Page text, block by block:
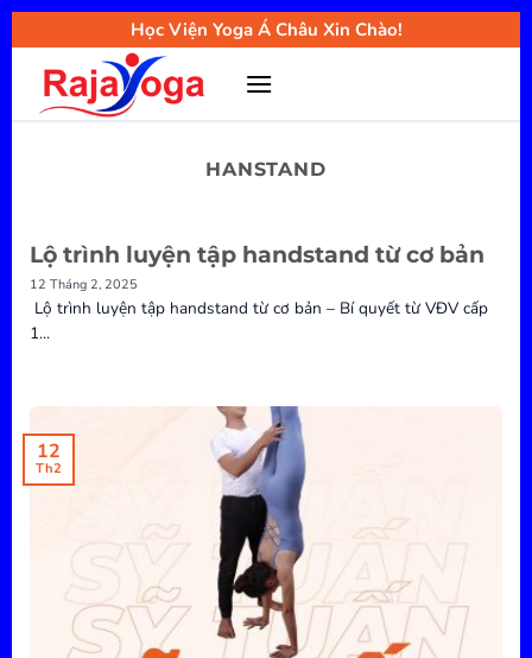
Bỏ
qua
nội
Học Viện Yoga Á Châu Xin Chào!
HANSTAND
Lộ trình luyện tập handstand từ cơ bản
12 Tháng 2, 2025
Lộ trình luyện tập handstand từ cơ bản – Bí quyết từ VĐV cấp
1...
12
Th2